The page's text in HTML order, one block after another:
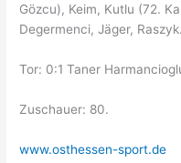
Gözcu), Keim, Kutlu (72.
Degermenci, Jäger, Raszyk.
Tor: 0:1 Taner
Zuschauer: 80.
www.osthessen-sport.de